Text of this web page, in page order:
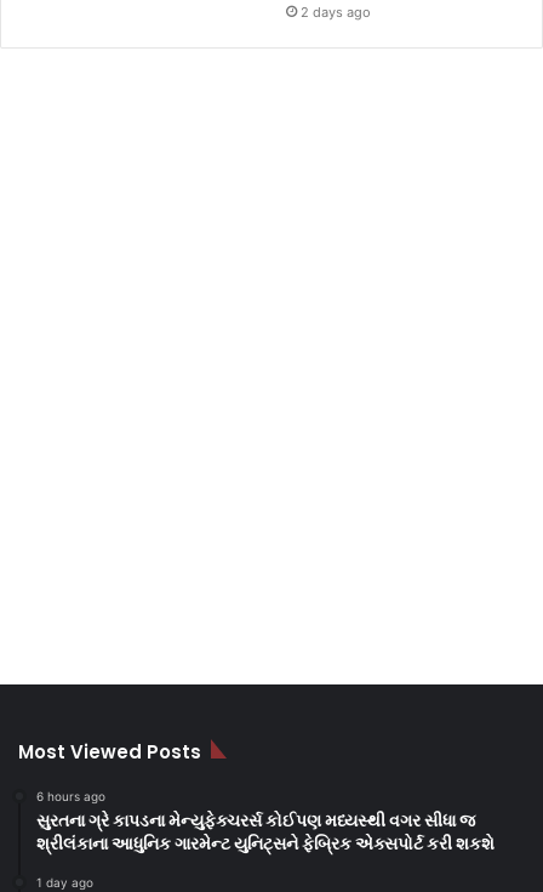
2 days ago
Most Viewed Posts
6 hours ago
સુરતના ગ્રે કાપડના મેન્યુફેક્ચરર્સ કોઈપણ મધ્યસ્થી વગર સીધા જ
શ્રીલંકાના આધુનિક ગારમેન્ટ યુનિટ્સને ફેબ્રિક એક્સપોર્ટ કરી શકશે
1 day ago